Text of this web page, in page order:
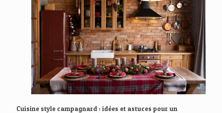
Cuisine style campagnard : idées et astuces pour un